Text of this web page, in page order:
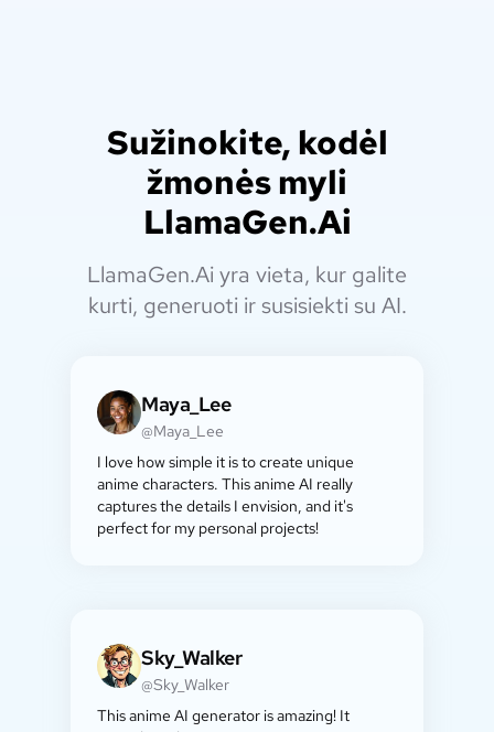
Sužinokite, kodėl
žmonės myli
LlamaGen.Ai
LlamaGen.Ai yra vieta, kur galite
kurti, generuoti ir susisiekti su AI.
Maya_Lee
@Maya_Lee
I love how simple it is to create unique
anime characters. This anime AI really
captures the details I envision, and it's
perfect for my personal projects!
Sky_Walker
@Sky_Walker
This anime AI generator is amazing! It